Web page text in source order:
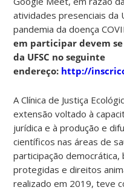
atividades presenciais da
pandemia da doença
em participar devem
da UFSC no seguinte
endereço: http://
A Clínica de Justiça
extensão voltado à
jurídica e à produção e
científicos nas áreas de
participação
protegidas e direitos
realizado em 2019, teve